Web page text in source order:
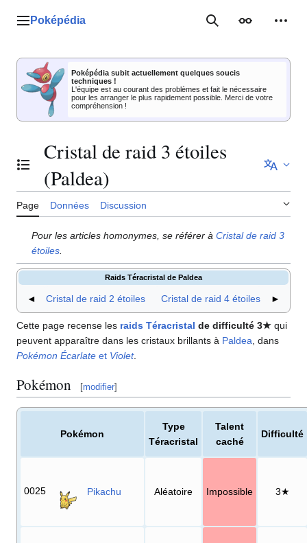
Menu principal
Poképédia RechercherApparence
Poképédia subit actuellement quelques soucis
techniques !
L'équipe est au courant des problèmes et fait le nécessaire
pour les arranger le plus rapidement possible. Merci de votre
compréhension !
Basculer la table des matières
Cristal de raid 3 étoiles
(Paldea)
Page Données Discussion
Pour les articles homonymes, se référer àCristal de raid 3
étoiles
Raids Téracristal de Paldea
◄ Cristal de raid 2 étoiles Cristal de raid 4 étoiles ►
Cette page recense les raids Téracristal de difficulté 3★ qui
peuvent apparaître dans les cristaux brillants à Paldea , dans
Pokémon Écarlate et Violet.
Pokémon [modifier]
Pokémon
Type
Téracristal
Talent
caché
Difficulté
0025 Pikachu Aléatoire Impossible 3★